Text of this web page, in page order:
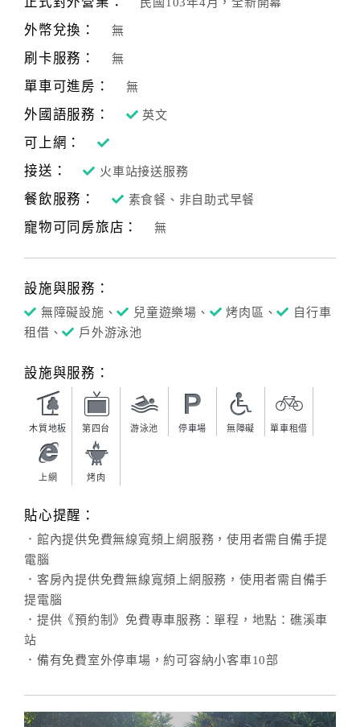
作
提
店
合
作
合
伴
宣
外幣兌換： 無
刷卡服務： 無
單車可進房： 無
外國語服務： 英文
可上網：
接送：
火車站接送服務
餐飲服務： 素食餐、非自助式早餐
寵物可同房旅店： 無
設施與服務：
無障礙設施、 兒童遊樂場、 烤肉區、
自行車
租借、
戶外游泳池
設施與服務：
木質地板 第四台 游泳池 停車場 無障礙 單車租借
上網 烤肉
貼心提醒：
．館內提供免費無線寬頻上網服務，使用者需自備手提
電腦
．客房內提供免費無線寬頻上網服務，使用者需自備手
提電腦
．提供《預約制》免費專車服務：單程，地點：礁溪車
站
．備有免費室外停車場，約可容納小客車10部